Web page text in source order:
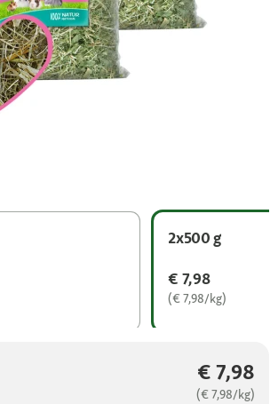
2x500 g
€ 7,98
(€ 7,98/kg)
€ 7,98
(€ 7,98/kg)